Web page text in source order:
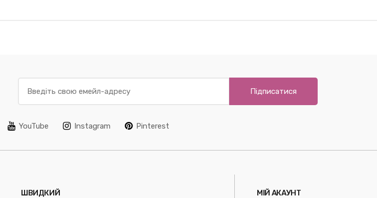
Підписатися
YouTube Instagram Pinterest
ШВИДКИЙ
МІЙ АКАУНТ